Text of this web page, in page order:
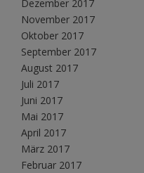
Dezember 2017
November 2017
Oktober 2017
September 2017
August 2017
Juli 2017
Juni 2017
Mai 2017
April 2017
März 2017
Februar 2017